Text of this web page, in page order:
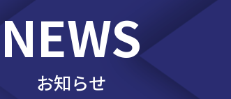
NEWS
お知らせ